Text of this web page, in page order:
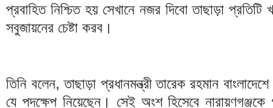
প্রবাহিত নিশ্চিত হয় সেখানে নজর দিবো তাছাড়া প্রতিটি
সবুজায়নের চেষ্টা করব।
তিনি বলেন, তাছাড়া প্রধানমন্ত্রী তারেক রহমান
যে পদক্ষেপ নিয়েছেন। সেই অংশ হিসেবে নারায়ণগঞ্জকে